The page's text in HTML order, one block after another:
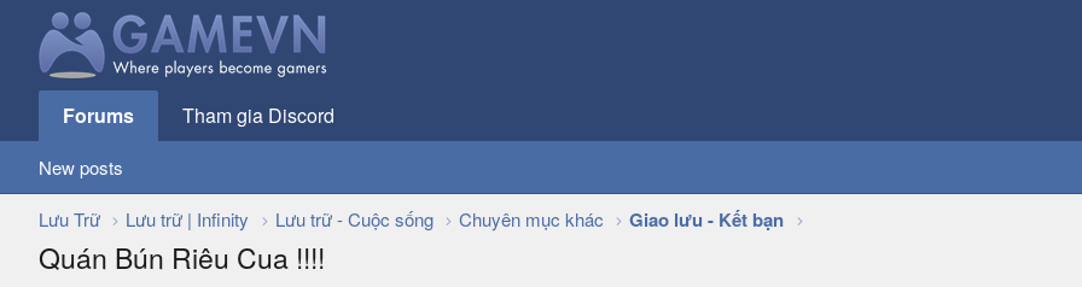
Forums Tham gia Discord
New posts
Lưu Trữ Lưu trữ | Infinity Lưu trữ - Cuộc sống Chuyên mục khác Giao lưu - Kết bạn
Quán Bún Riêu Cua !!!!